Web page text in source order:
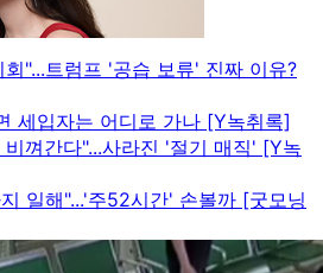
"...트럼프 '공습 보류' 진짜 이유?
세입자는 어디로 가나 [Y녹취록]
껴간다"...사라진 '절기 매직' [Y녹
일해"...'주52시간' 손볼까 [굿모닝